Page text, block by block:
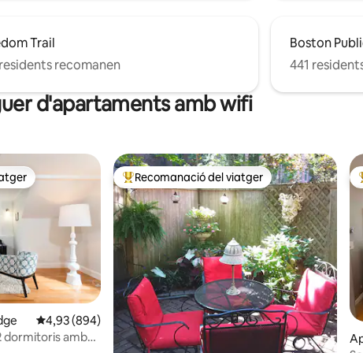
Trail
recomanen
Boston
441
d'apartaments amb wifi
5; 167 avaluacions
dels viatgers
4,93 de puntuació mitjana d'un total de 5; 894 avaluacions
4,93 (894)
dormitoris amb
Principals recomanacions dels viatgers
Recomanació del viatger